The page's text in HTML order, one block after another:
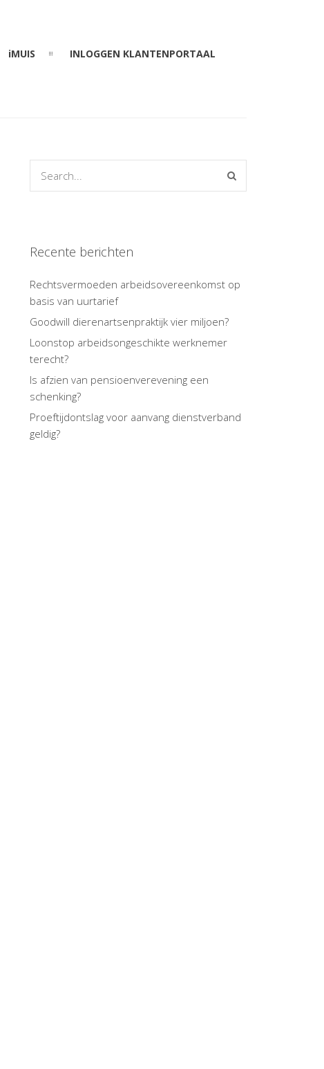
iMUIS INLOGGEN KLANTENPORTAAL
Recente berichten
Rechtsvermoeden arbeidsovereenkomst op
basis van uurtarief
Goodwill dierenartsenpraktijk vier miljoen?
Loonstop arbeidsongeschikte werknemer
terecht?
Is afzien van pensioenverevening een
schenking?
Proeftijdontslag voor aanvang dienstverband
geldig?